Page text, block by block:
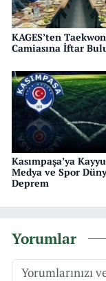
KAGES’ten
Camiasına İftar
Kasımpaşa’ya
Medya ve Spor
Deprem
Yorumlar